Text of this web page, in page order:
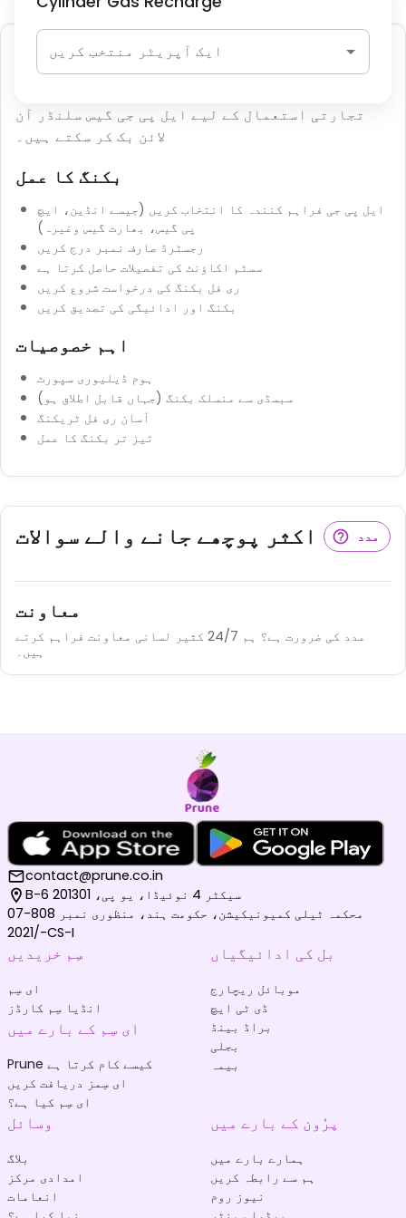
ایک آپریٹر منتخب کریں
ایل پی جی سلنڈر کی بکنگ
تجارتی استعمال کے لیے ایل پی جی گیس سلنڈر آن
لائن بک کر سکتے ہیں۔
بکنگ کا عمل
ایل پی جی فراہم کنندہ کا انتخاب کریں (جیسے انڈین، ایچ
پی گیس، بھارت گیس وغیرہ)
رجسٹرڈ صارف نمبر درج کریں
سسٹم اکاؤنٹ کی تفصیلات حاصل کرتا ہے
ری فل بکنگ کی درخواست شروع کریں
بکنگ اور ادائیگی کی تصدیق کریں
اہم خصوصیات
ہوم ڈیلیوری سپورٹ
سبسڈی سے منسلک بکنگ (جہاں قابل اطلاق ہو)
آسان ری فل ٹریکنگ
تیز تر بکنگ کا عمل
اکثر پوچھے جانے والے سوالات مدد
معاونت
مدد کی ضرورت ہے؟ ہم 24/7 کثیر لسانی معاونت فراہم کرتے
ہیں۔
contact@prune.co.in
B-6 سیکٹر 4 نوئیڈا، یو پی، 201301
محکمہ ٹیلی کمیونیکیشن، حکومت ہند، منظوری نمبر 808-07
/2021-CS-I
سِم خریدیں
ای سِم
انڈیا سِم کارڈز
ای سِم کے بارے میں
Prune کیسے کام کرتا ہے
ای سِمز دریافت کریں
ای سِم کیا ہے؟
بل کی ادائیگیاں
موبائل ریچارج
ڈی ٹی ایچ
براڈ بینڈ
بجلی
بیمہ
وسائل
بلاگ
امدادی مرکز
انعامات
پرُون کے بارے میں
ہمارے بارے میں
ہم سے رابطہ کریں
نیوز روم